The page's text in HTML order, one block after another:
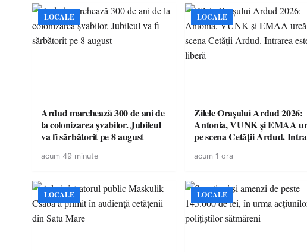
LOCALE
Ardud marchează 300 de ani de
la colonizarea șvabilor. Jubileul
va fi sărbătorit pe 8 august
acum 49 minute
LOCALE
Zilele Orașului Ardud 2026:
Antonia, VUNK și EMAA
pe scena Cetății Ardud.
acum 1 ora
LOCALE LOCALE